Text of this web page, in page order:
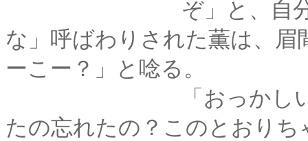
ぞ」と、自分の師匠
な」呼ばわりされた薫は、
ーこー？」と唸る。
「おっかしいわねぇ
たの忘れたの？このとおり